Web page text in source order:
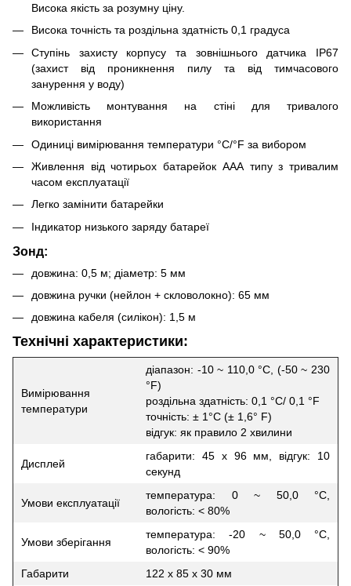
Висока якість за розумну ціну.
Висока точність та роздільна здатність 0,1 градуса
Ступінь захисту корпусу та зовнішнього датчика IP67
(захист від проникнення пилу та від тимчасового
занурення у воду)
Можливість монтування на стіні для тривалого
використання
Одиниці вимірювання температури °C/°F за вибором
Живлення від чотирьох батарейок ААА типу з тривалим
часом експлуатації
Легко замінити батарейки
Індикатор низького заряду батареї
Зонд:
довжина: 0,5 м; діаметр: 5 мм
довжина ручки (нейлон + скловолокно): 65 мм
довжина кабеля (силікон): 1,5 м
Технічні характеристики:
Вимірювання
температури
діапазон: -10 ~ 110,0 °C, (-50 ~ 230
°F)
роздільна здатність: 0,1 °C/ 0,1 °F
точність: ± 1°C (± 1,6° F)
відгук: як правило 2 хвилини
Дисплей
габарити: 45 х 96 мм, відгук: 10
секунд
Умови експлуатації
температура: 0 ~ 50,0 °C,
вологість: < 80%
Умови зберігання
температура: -20 ~ 50,0 °C,
вологість: < 90%
Габарити
122 х 85 х 30 мм